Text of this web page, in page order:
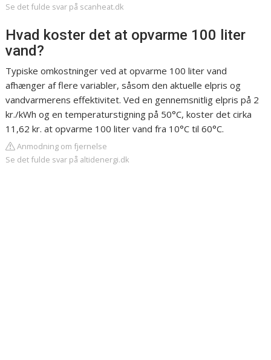
Se det fulde svar på scanheat.dk
Hvad koster det at opvarme 100 liter
vand?
Typiske omkostninger ved at opvarme 100 liter vand
afhænger af flere variabler, såsom den aktuelle elpris og
vandvarmerens effektivitet. Ved en gennemsnitlig elpris på 2
kr./kWh og en temperaturstigning på 50°C, koster det cirka
11,62 kr. at opvarme 100 liter vand fra 10°C til 60°C.
Anmodning om fjernelse
Se det fulde svar på altidenergi.dk